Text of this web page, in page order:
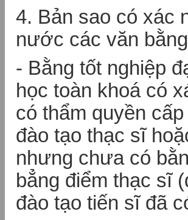
4. Bản sao có xác
nước các văn
- Bằng tốt nghiệp
học toàn khoá có
có thẩm quyền
đào tạo thạc sĩ
nhưng chưa có
bẳng điểm thạc sĩ
đào tạo tiến sĩ đã